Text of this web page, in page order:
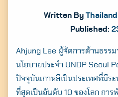
Written By
Published:
Ahjung Lee ผู้จัดการด้านธรร
นโยบายประจำ UNDP Seoul
ปัจจุบันเกาหลีเป็นประเทศที่มีร
ที่สุดเป็นอันดับ 10 ของโลก กา